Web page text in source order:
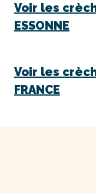
Voir les
ESSONNE
Voir les
FRANCE